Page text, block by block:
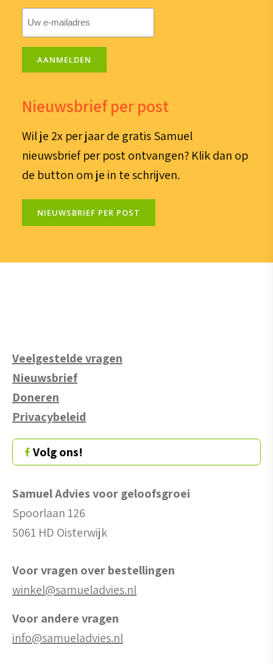
AANMELDEN
Nieuwsbrief per post
Wil je 2x per jaar de gratis Samuel
nieuwsbrief per post ontvangen? Klik dan op
de button om je in te schrijven.
NIEUWSBRIEF PER POST
Veelgestelde vragen
Nieuwsbrief
Doneren
Privacybeleid
Volg ons!
Samuel Advies voor geloofsgroei
Spoorlaan 126
5061 HD Oisterwijk
Voor vragen over bestellingen
winkel@samueladvies.nl
Voor andere vragen
info@samueladvies.nl